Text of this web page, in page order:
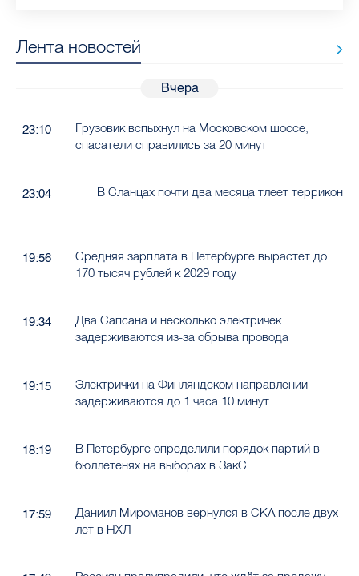
Грузовик вспыхнул на Московском шоссе,
В Сланцах почти два месяца тлеет террикон
Два Сапсана и несколько электричек
Электрички на Финляндском направлении
В Петербурге определили порядок партий в
Даниил Мироманов вернулся в СКА после двух